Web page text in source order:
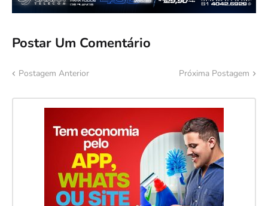
Postar Um Comentário
Postagem Anterior Próxima Postagem